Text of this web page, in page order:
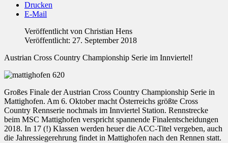
Drucken
E-Mail
Veröffentlicht von Christian Hens
Veröffentlicht: 27. September 2018
Austrian Cross Country Championship Serie im Innviertel!
Großes Finale der Austrian Cross Country Championship Serie in
Mattighofen. Am 6. Oktober macht Österreichs größte Cross
Country Rennserie nochmals im Innviertel Station. Rennstrecke
beim MSC Mattighofen verspricht spannende Finalentscheidungen
2018. In 17 (!) Klassen werden heuer die ACC-Titel vergeben, auch
die Jahressiegerehrung findet in Mattighofen nach den Rennen statt.